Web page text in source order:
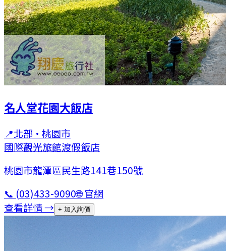
名人堂花園大飯店
📍北部 · 桃園市
國際觀光旅館渡假飯店
桃園市龍潭區民生路141巷150號
📞 (03)433-9090🌐 官網
查看詳情 → + 加入詢價